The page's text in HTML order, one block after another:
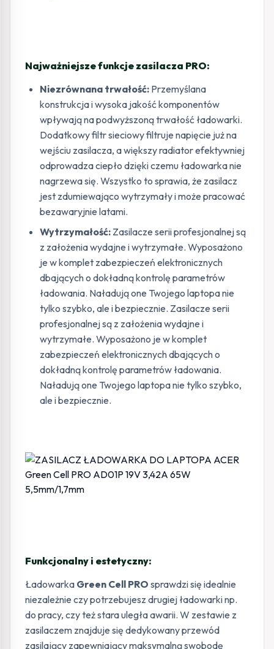
Najważniejsze funkcje zasilacza PRO:
Niezrównana trwałość: Przemyślana
konstrukcja i wysoka jakość komponentów
wpływają na podwyższoną trwałość ładowarki.
Dodatkowy filtr sieciowy filtruje napięcie już na
wejściu zasilacza, a większy radiator efektywniej
odprowadza ciepło dzięki czemu ładowarka nie
nagrzewa się. Wszystko to sprawia, że zasilacz
jest zdumiewająco wytrzymały i może pracować
bezawaryjnie latami.
Wytrzymałość: Zasilacze serii profesjonalnej są
z założenia wydajne i wytrzymałe. Wyposażono
je w komplet zabezpieczeń elektronicznych
dbających o dokładną kontrolę parametrów
ładowania. Naładują one Twojego laptopa nie
tylko szybko, ale i bezpiecznie. Zasilacze serii
profesjonalnej są z założenia wydajne i
wytrzymałe. Wyposażono je w komplet
zabezpieczeń elektronicznych dbających o
dokładną kontrolę parametrów ładowania.
Naładują one Twojego laptopa nie tylko szybko,
ale i bezpiecznie.
Funkcjonalny i estetyczny:
Ładowarka Green Cell PRO sprawdzi się idealnie
niezależnie czy potrzebujesz drugiej ładowarki np.
do pracy, czy też stara uległa awarii. W zestawie z
zasilaczem znajduje się dedykowany przewód
zasilający zapewniający maksymalną swobodę